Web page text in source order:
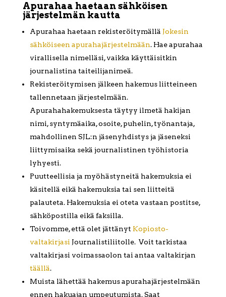
Apurahaa haetaan sähköisen
järjestelmän kautta
Apurahaa haetaan rekisteröitymällä Jokesin
sähköiseen apurahajärjestelmään. Hae apurahaa
virallisella nimelläsi, vaikka käyttäisitkin
journalistina taiteilijanimeä.
Rekisteröitymisen jälkeen hakemus liitteineen
tallennetaan järjestelmään.
Apurahahakemuksesta täytyy ilmetä hakijan
nimi, syntymäaika, osoite, puhelin, työnantaja,
mahdollinen SJL:n jäsenyhdistys ja jäseneksi
liittymisaika sekä journalistinen työhistoria
lyhyesti.
Puutteellisia ja myöhästyneitä hakemuksia ei
käsitellä eikä hakemuksia tai sen liitteitä
palauteta. Hakemuksia ei oteta vastaan postitse,
sähköpostilla eikä faksilla.
Toivomme, että olet jättänyt Kopiosto-
valtakirjasi Journalistiliitolle. Voit tarkistaa
valtakirjasi voimassaolon tai antaa valtakirjan
täällä.
Muista lähettää hakemus apurahajärjestelmään
ennen hakuajan umpeutumista. Saat